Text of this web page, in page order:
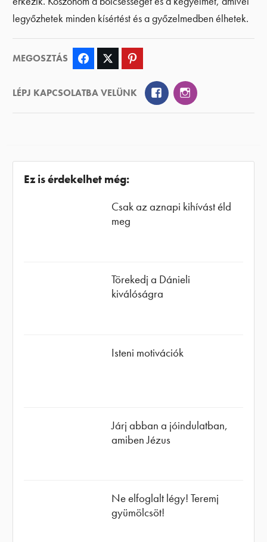
legyőzhetek minden kísértést és a győzelmedben élhetek.
MEGOSZTÁS Facebook Twitter
LÉPJ KAPCSOLATBA VELÜNK FacebookInstagram
Ez is érdekelhet még:
Csak az aznapi kihívást éld
meg
Törekedj a Dánieli
kiválóságra
Isteni motivációk
Járj abban a jóindulatban,
amiben Jézus
Ne elfoglalt légy! Teremj
gyümölcsöt!